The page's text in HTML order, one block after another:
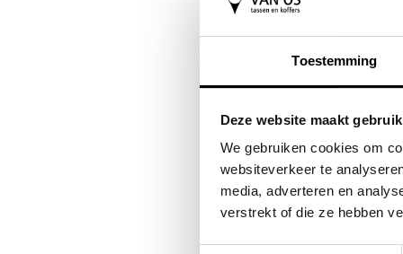
Toestemming
Deze website maakt
We gebruiken cookies om
websiteverkeer te
media, adverteren en
verstrekt of die ze hebben
reiskoffer 75 cm (large)
FLORA & CO
grote
handtas
saffiano nora